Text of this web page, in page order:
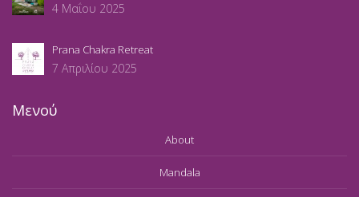
4 Μαΐου 2025
Prana Chakra Retreat
7 Απριλίου 2025
Μενού
About
Mandala